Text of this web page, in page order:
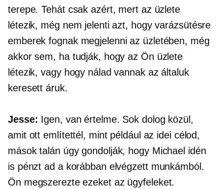
terepe. Tehát csak azért, mert az üzlete
létezik, még nem jelenti azt, hogy varázsütésre
emberek fognak megjelenni az üzletében, még
akkor sem, ha tudják, hogy az Ön üzlete
létezik, vagy hogy nálad vannak az általuk
keresett áruk.
Jesse: Igen, van értelme. Sok dolog közül,
amit ott említettél, mint például az idei célod,
mások talán úgy gondolják, hogy Michael idén
is pénzt ad a korábban elvégzett munkámból.
Ön megszerezte ezeket az ügyfeleket.